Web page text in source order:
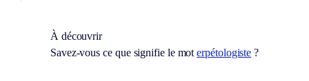
À découvrir
Savez-vous ce que signifie le moterpétologiste ?